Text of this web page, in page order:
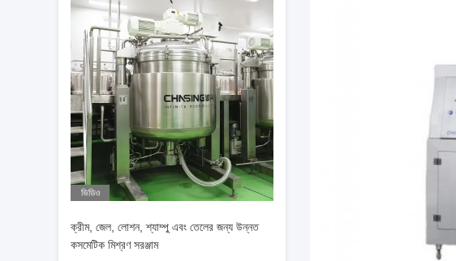
ভিডিও
ক্রীম, জেল, লোশন, শ্যাম্পু এবং তেলের জন্য উন্নত
কসমেটিক মিশ্রণ সরঞ্জাম